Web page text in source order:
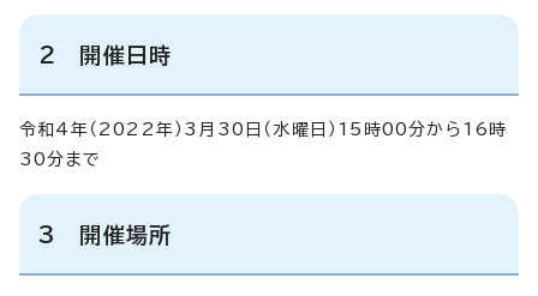
2 開催日時
令和4年（2022年）3月30日（水曜日）15時00分から16時
30分まで
3 開催場所